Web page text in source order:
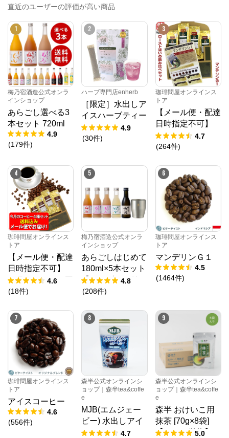
直近のユーザーの評価が高い商品
1
梅乃宿酒造公式オンラ
インショップ
あらごし選べる3
本セット 720ml
4.9
(179件)
2
ハーブ専門店enherb
［限定］水出しア
イスハーブティー
カシス＆セイヨウ
サンザシ
4.9
(30件)
3
珈琲問屋オンラインス
トア
【メール便・配達
日時指定不可】
マンデリンG1 ロ
ーストお試し４種
4.7
(264件)
4
珈琲問屋オンラインス
トア
【メール便・配達
日時指定不可】
７月のおすすめ豆
４種類お試しコー
（４袋セット/珈
琲解説付き）202
6年
4.6
(18件)
5
梅乃宿酒造公式オンラ
インショップ
あらごしはじめて
180ml×5本セット
【タンブラー付
き】
4.8
(208件)
6
珈琲問屋オンラインス
トア
マンデリンＧ１
4.5
(1464件)
7
珈琲問屋オンラインス
トア
アイスコーヒー
4.6
(556件)
8
森半公式オンラインシ
ョップ｜森半tea&coffe
e
MJB(エムジェー
ビー) 水出しアイ
スコーヒー [18g×
4.7
9
森半公式オンラインシ
ョップ｜森半tea&coffe
e
森半 おけいこ用
抹茶 [70g×8袋]
【ケース単位】
5.0
※外部サイトが開きます
梅乃宿酒造公式オンラインショップ
からのコメ
ント
私たち梅乃宿酒造は、「新しい酒文化を創造する蔵」
をテーマに掲げ、酒蔵として130年間培ってきた技を
いかしながら、お酒をもっともっと自由にしたいと考
えています。
果実感あふれる新感覚のリキュールから伝統的な日本
酒まで多彩な商品を、直接でご自宅までスピーディに
お届けいたします。
また、ここでしか手に入らないオンラインショップ限